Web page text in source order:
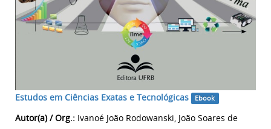
Estudos em Ciências Exatas e Tecnológicas Ebook
Autor(a) / Org.: Ivanoé João Rodowanski, João Soares de